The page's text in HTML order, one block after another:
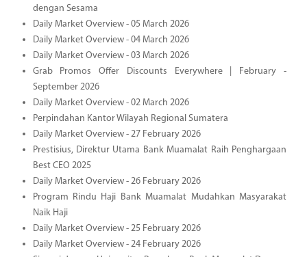
dengan Sesama
Daily Market Overview - 05 March 2026
Daily Market Overview - 04 March 2026
Daily Market Overview - 03 March 2026
Grab Promos Offer Discounts Everywhere | February -
September 2026
Daily Market Overview - 02 March 2026
Perpindahan Kantor Wilayah Regional Sumatera
Daily Market Overview - 27 February 2026
Prestisius, Direktur Utama Bank Muamalat Raih Penghargaan
Best CEO 2025
Daily Market Overview - 26 February 2026
Program Rindu Haji Bank Muamalat Mudahkan Masyarakat
Naik Haji
Daily Market Overview - 25 February 2026
Daily Market Overview - 24 February 2026